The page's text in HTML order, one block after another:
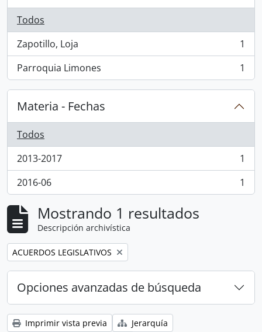
Todos
Zapotillo, Loja
, 1 resultados
1
Parroquia Limones
, 1 resultados 1
Materia - Fechas
Todos
2013-2017
, 1 resultados
1
2016-06
, 1 resultados 1
Mostrando 1 resultados
Descripción archivística
Remove filter:
ACUERDOS LEGISLATIVOS
Opciones avanzadas de búsqueda
Imprimir vista previa
Jerarquía